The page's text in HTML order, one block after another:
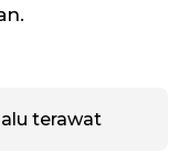
terawat